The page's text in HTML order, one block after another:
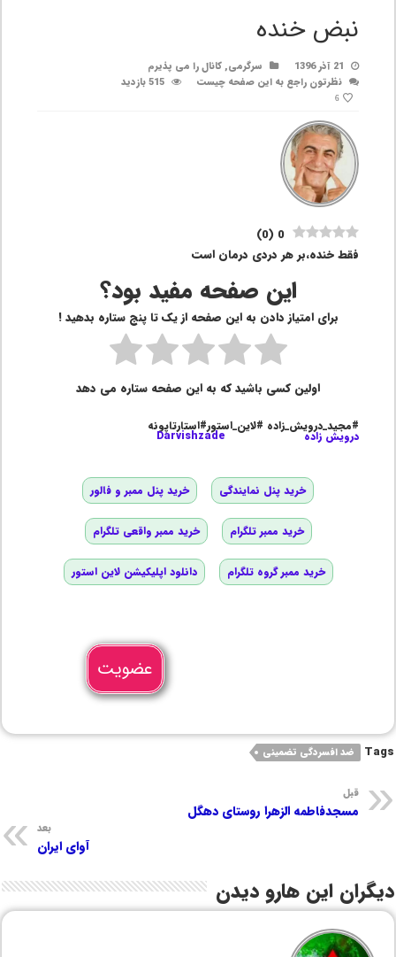
نبض خنده
21 آذر 1396 سرگرمی,کانال را می پذیرم
نظرتون راجع به این صفحه چیست
515 بازدید
6
0
(
0
)
فقط خنده،بر هر دردی درمان است
این صفحه مفید بود؟
برای امتیاز دادن به این صفحه از یک تا پنج ستاره بدهید !
اولین کسی باشید که به این صفحه ستاره می دهد
#مجید_درویش_زاده #لاین_استور#استارتاپونه
درویش زاده Darvishzade
خرید پنل نمایندگی خرید پنل ممبر و فالور
خرید ممبر تلگرام خرید ممبر واقعی تلگرام
خرید ممبر گروه تلگرام دانلود اپلیکیشن لاین استور
عضویت
Tags ضد افسردگی تضمینی
قبل
مسجدفاطمه الزهرا روستای دهگل
بعد
آوای ایران
دیگران این هارو دیدن